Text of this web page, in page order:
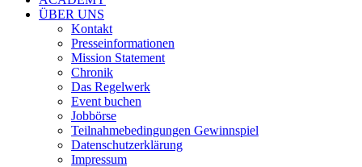
ÜBER UNS
Kontakt
Presseinformationen
Mission Statement
Chronik
Das Regelwerk
Event buchen
Jobbörse
Teilnahmebedingungen Gewinnspiel
Datenschutzerklärung
Impressum